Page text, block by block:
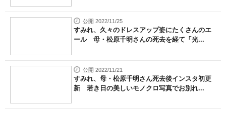
公開 2022/11/25
すみれ、久々のドレスアップ姿にたくさんのエ
ール 母・松原千明さんの死去を経て「光...
公開 2022/11/21
すみれ、母・松原千明さん死去後インスタ初更
新 若き日の美しいモノクロ写真でお別れ...